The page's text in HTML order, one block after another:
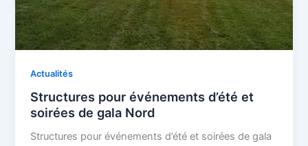
Actualités
Structures pour événements d’été et
soirées de gala Nord
Structures pour événements d’été et soirées de gala